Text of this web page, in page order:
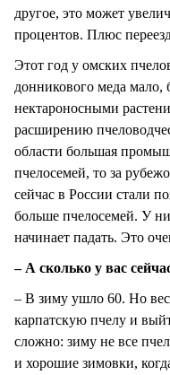
другое, это может
процентов. Плюс
Этот год у омских
донникового меда
нектароносными
расширению
области большая
пчелосемей, то за
сейчас в России стали
больше пчелосемей. У
начинает падать. Это
– А сколько у вас
– В зиму ушло 60. Но
карпатскую пчелу и
сложно: зиму не все
и хорошие зимовки,